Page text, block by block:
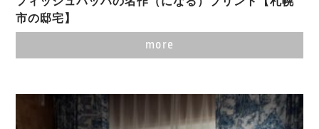
市の邸宅】
more